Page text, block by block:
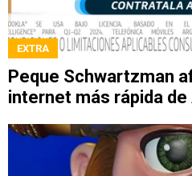
EXTRA
Peque Schwartzman
internet más rápida